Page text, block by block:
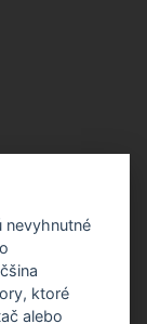
821 08
nevyhnutné
ktoré
alebo